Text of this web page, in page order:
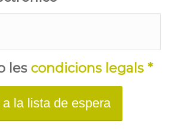
les condicions legals *